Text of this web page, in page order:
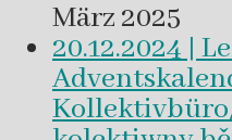
März 2025
20.12.2024 |